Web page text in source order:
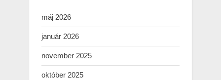
máj 2026
január 2026
november 2025
október 2025